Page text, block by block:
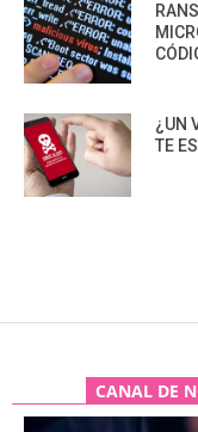
¿UN
TE
CANAL DE